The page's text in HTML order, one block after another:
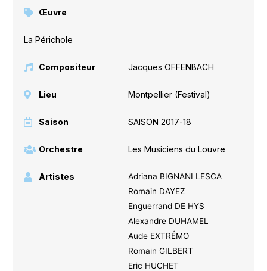
Œuvre
La Périchole
Compositeur Jacques OFFENBACH
Lieu Montpellier (Festival)
Saison SAISON 2017-18
Orchestre Les Musiciens du Louvre
Artistes
Adriana BIGNANI LESCA
Romain DAYEZ
Enguerrand DE HYS
Alexandre DUHAMEL
Aude EXTRÉMO
Romain GILBERT
Eric HUCHET